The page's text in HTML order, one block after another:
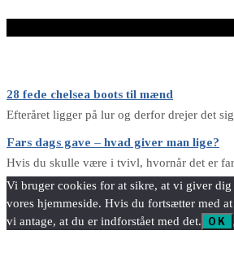
28 fede chelsea boots til mænd
Efteråret ligger på lur og derfor drejer det
Fars dags gave – hvad giver man lige?
Hvis du skulle være i tvivl, hvornår det er
Vi bruger cookies for at sikre, at vi giver dig
vores hjemmeside. Hvis du fortsætter med
vi antage, at du er indforstået med det.
OK